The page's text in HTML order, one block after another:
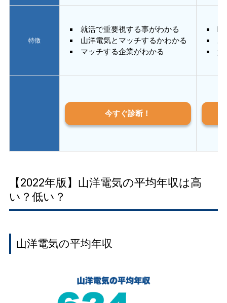
特徴
就活で重要視する事がわかる
山洋電気とマッチするかわかる
マッチする企業がわかる
質
今すぐ診断！
【2022年版】山洋電気の平均年収は高
い？低い？
山洋電気の平均年収